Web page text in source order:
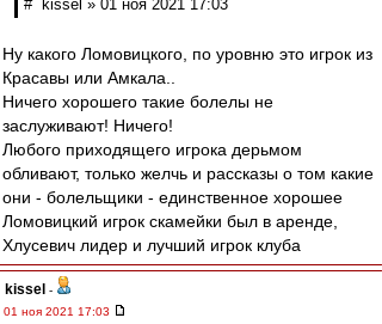
# kissel » 01 ноя 2021 17:03
Ну какого Ломовицкого, по уровню это игрок из
Красавы или Амкала..
Ничего хорошего такие болелы не
заслуживают! Ничего!
Любого приходящего игрока дерьмом
обливают, только желчь и рассказы о том какие
они - болельщики - единственное хорошее
Ломовицкий игрок скамейки был в аренде,
Хлусевич лидер и лучший игрок клуба
kissel -
01 ноя 2021 17:03